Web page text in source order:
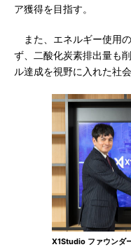
ア獲得を目指す。
また、エネルギー使用
ず、二酸化炭素排出量も
ル達成を視野に入れた社
X1Studio ファウンダ